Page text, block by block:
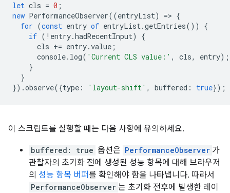
let cls = 0 ;
new PerformanceObserver((entryList) => {
for (const entry of entryList.getEntries())
{
if ( ! entry.hadRecentInput)
{
cls += entry.value ;
console. log( 'Current CLS value:' , cls, entry);
}
}
}).observe({type : 'layout-shift' , buffered : true});
이 스크립트를 실행할 때는 다음 사항에 유의하세요.
buffered: true 옵션은 PerformanceObserver 가
관찰자의 초기화 전에 생성된 성능 항목에 대해 브라우저
의 성능 항목 버퍼를 확인해야 함을 나타냅니다. 따라서
PerformanceObserver 는 초기화 전후에 발생한 레이